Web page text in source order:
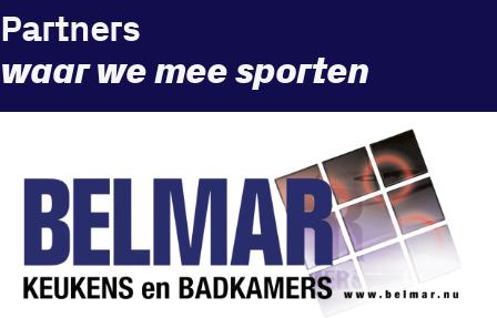
Partners
waar we mee sporten